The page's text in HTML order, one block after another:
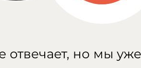
отвечает, но мы